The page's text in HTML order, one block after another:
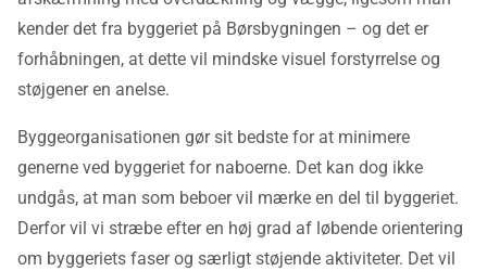
kender det fra byggeriet på Børsbygningen – og det er
forhåbningen, at dette vil mindske visuel forstyrrelse og
støjgener en anelse.
Byggeorganisationen gør sit bedste for at minimere
generne ved byggeriet for naboerne. Det kan dog ikke
undgås, at man som beboer vil mærke en del til byggeriet.
Derfor vil vi stræbe efter en høj grad af løbende orientering
om byggeriets faser og særligt støjende aktiviteter. Det vil